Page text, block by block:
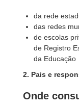
da rede
das redes
de escolas
de Registro
da Educação
2. Pais e
Onde